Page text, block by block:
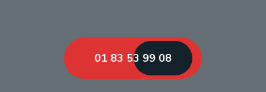
01 83 53 99 08